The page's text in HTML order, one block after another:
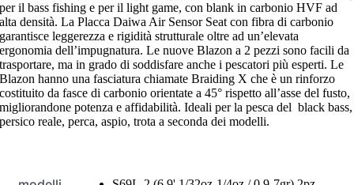
per il bass fishing e per il light game, con blank in carbonio HVF ad
alta densità. La Placca Daiwa Air Sensor Seat con fibra di carbonio
garantisce leggerezza e rigidità strutturale oltre ad un’elevata
ergonomia dell’impugnatura. Le nuove Blazon a 2 pezzi sono facili da
trasportare, ma in grado di soddisfare anche i pescatori più esperti. Le
Blazon hanno una fasciatura chiamate Braiding X che è un rinforzo
costituito da fasce di carbonio orientate a 45° rispetto all’asse del fusto,
migliorandone potenza e affidabilità. Ideali per la pesca del black bass,
persico reale, perca, aspio, trota a seconda dei modelli.